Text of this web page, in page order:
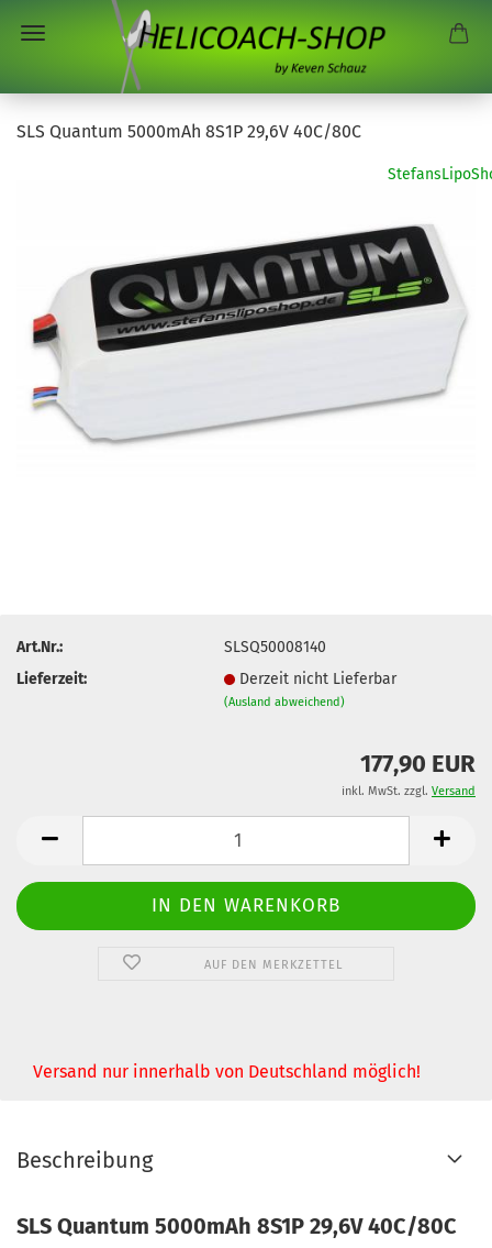
SLS Quantum 5000mAh 8S1P 29,6V 40C/80C
Art.Nr.:
SLSQ50008140
Lieferzeit:
Derzeit nicht Lieferbar
(Ausland abweichend)
177,90 EUR
inkl. MwSt. zzgl. Versand
AUF DEN MERKZETTEL
Versand nur innerhalb von Deutschland möglich!
Beschreibung
SLS Quantum 5000mAh 8S1P 29,6V 40C/80C